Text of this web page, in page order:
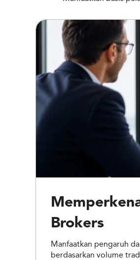
Brokers
Manfaatkan pengaruh
berdasarkan volume